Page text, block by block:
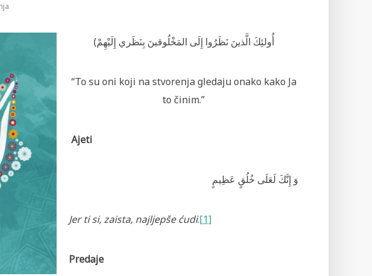
(أُولئِكَ الَّذينَ نَظَرُوا إِلَى المَخْلُوقينَ بِنَظَري إِلَيْهِمْ
“To su oni koji na stvorenja gledaju onako kako Ja
to činim.”
Ajeti
وَ إِنَّكَ لَعَلَى خُلُقٍ عَظِيمٍ
Jer ti si, zaista, najljepše ćudi.[1]
Predaje